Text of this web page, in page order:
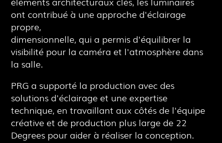
ont contribué à une approche d'éclairage
propre,
dimensionnelle, qui a permis d'équilibrer la
visibilité pour la caméra et l'atmosphère dans
la salle.
PRG a supporté la production avec des
solutions d'éclairage et une expertise
technique, en travaillant aux côtés de l'équipe
créative et de production plus large de 22
Degrees pour aider à réaliser la conception.